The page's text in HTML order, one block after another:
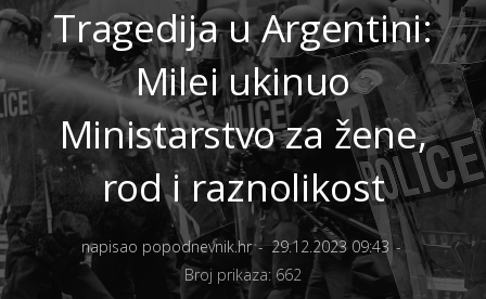
Tragedija u Argentini:
Milei ukinuo
Ministarstvo za žene,
rod i raznolikost
napisao popodnevnik.hr
29.12.2023 09:43
Broj prikaza: 662